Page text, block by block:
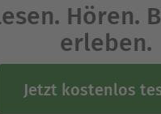
Hören.
erleben.
Jetzt kostenlos